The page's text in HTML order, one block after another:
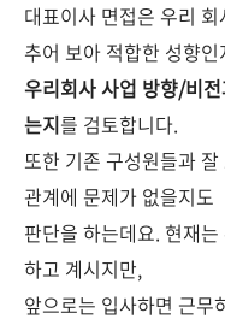
대표이사 면접은 우리
추어 보아 적합한 성향인
우리회사 사업 방향/비
는지를 검토합니다.
또한 기존 구성원들과
관계에 문제가 없을지도
판단을 하는데요. 현재
하고 계시지만,
앞으로는 입사하면 근무